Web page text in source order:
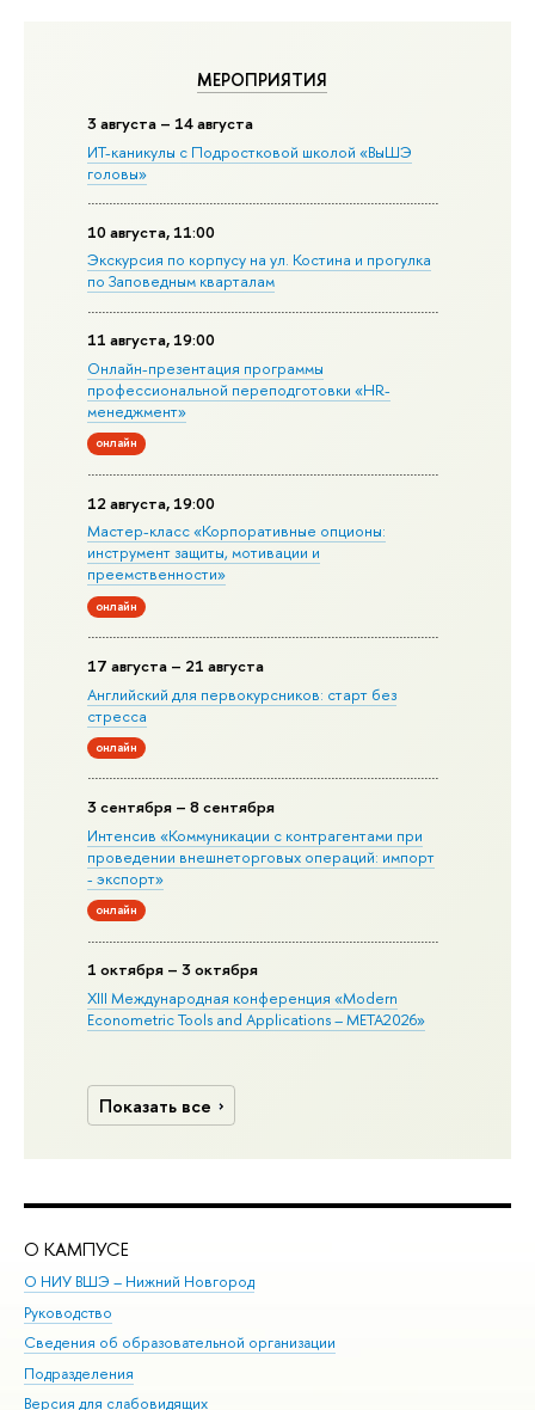
МЕРОПРИЯТИЯ
3 августа – 14 августа
ИТ-каникулы с Подростковой школой «ВыШЭ
головы»
10 августа, 11:00
Экскурсия по корпусу на ул. Костина и прогулка
по Заповедным кварталам
11 августа, 19:00
Онлайн-презентация программы
профессиональной переподготовки «HR-
менеджмент»
онлайн
12 августа, 19:00
Мастер-класс «Корпоративные опционы:
инструмент защиты, мотивации и
преемственности»
онлайн
17 августа – 21 августа
Английский для первокурсников: старт без
стресса
онлайн
3 сентября – 8 сентября
Интенсив «Коммуникации с контрагентами при
проведении внешнеторговых операций: импорт
- экспорт»
онлайн
1 октября – 3 октября
XIII Международная конференция «Modern
Econometric Tools and Applications – META2026»
Показать все
О КАМПУСЕ
О НИУ ВШЭ – Нижний Новгород
Руководство
Сведения об образовательной организации
Подразделения
Версия для слабовидящих